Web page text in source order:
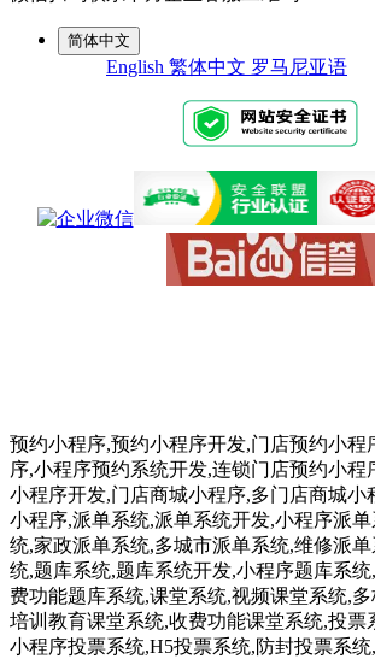
简体中文
English 繁体中文 罗马尼亚语
预约小程序,预约小程序开发,门店预约小程
序,小程序预约系统开发,连锁门店预约小程
小程序开发,门店商城小程序,多门店商城小
小程序,派单系统,派单系统开发,小程序派
统,家政派单系统,多城市派单系统,维修派
统,题库系统,题库系统开发,小程序题库系
费功能题库系统,课堂系统,视频课堂系统,
培训教育课堂系统,收费功能课堂系统,投票
小程序投票系统,H5投票系统,防封投票系